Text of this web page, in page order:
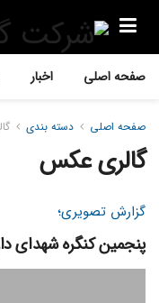
صفحه اصلی اخبار
صفحه اصلی دسته بندی
گالری عکس
گزارش تصویری؛
پنجمین کنگره شهدای